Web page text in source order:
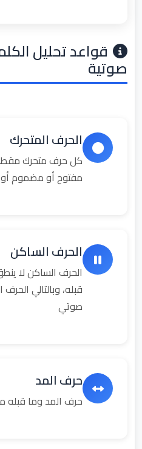
قواعد تحليل
صوتية
الحرف المتحرك
كل حرف متحرك
مفتوح أو مضموم
الحرف الساكن
الحرف الساكن لا
قبله، وبالتالي
صوتي
حرف المد
حرف المد وما